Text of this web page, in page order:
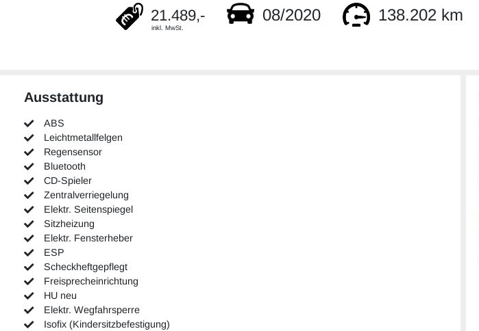
21.489,-
inkl. MwSt.
08/2020 138.202 km
Ausstattung
ABS
Leichtmetallfelgen
Regensensor
Bluetooth
CD-Spieler
Zentralverriegelung
Elektr. Seitenspiegel
Sitzheizung
Elektr. Fensterheber
ESP
Scheckheftgepflegt
Freisprecheinrichtung
HU neu
Elektr. Wegfahrsperre
Isofix (Kindersitzbefestigung)